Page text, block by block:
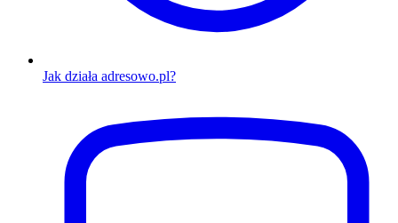
Jak działa adresowo.pl?